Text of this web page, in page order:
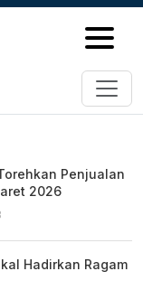
Penjualan
2026
Hadirkan Ragam